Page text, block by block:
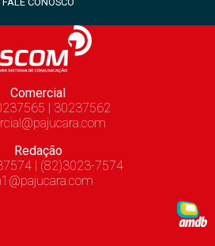
Comercial
| 30237562
Redação
| (82)3023-7574